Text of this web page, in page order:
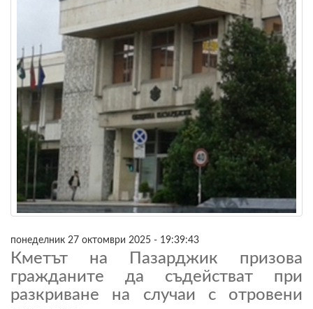
понеделник 27 октомври 2025 - 19:39:43
Кметът на Пазарджик призова
гражданите да съдействат при
разкриване на случаи с отровени